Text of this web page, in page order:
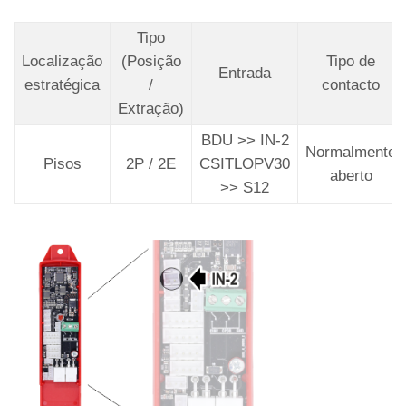
Localização
estratégica
Tipo
(Posição
/
Extração)
Entrada
Tipo de
contacto
Pisos 2P / 2E
BDU >> IN-2
CSITLOPV30
>> S12
Normalmente
aberto